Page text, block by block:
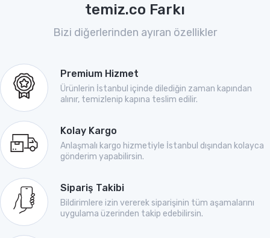
temiz.co Farkı
Bizi diğerlerinden ayıran özellikler
Premium Hizmet
Ürünlerin İstanbul içinde dilediğin zaman kapından
alınır, temizlenip kapına teslim edilir.
Kolay Kargo
Anlaşmalı kargo hizmetiyle İstanbul dışından kolayca
gönderim yapabilirsin.
Sipariş Takibi
Bildirimlere izin vererek siparişinin tüm aşamalarını
uygulama üzerinden takip edebilirsin.